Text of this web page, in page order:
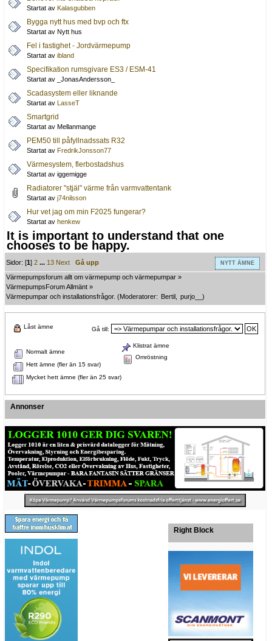
Startat av Kalasgubben
Bygga nytt hus med bvp och ftx
Startat av Nytt hus
Fel i fastighet - Jordvärmepump
Startat av ibland
Specifikation rumsgivare ES3 / ESM-41
Startat av _JonasAndersson_
Scadasystem eller liknande
Startat av LasseT
Smartgrid
Startat av Mellanmange
PEM50 till påfyllnadssats R32
Startat av FredrikJonsson77
Värmesystem, flerbostadshus
Startat av iggemigge
Radiatorer "stjäl" värme från varmvattentank
Startat av j74nilsson
Hur vet jag om min F2025 fungerar?
Startat av henkew
It is important to understand that one
chooses to be happy.
NYTT ÄMNE
Sidor: [1]2 ...13 Next
Gå upp
Värmepumpsforum allt om värmepump och värmepumpar »
VärmepumpsForum Allmänt »
Värmepumpar och installationsfrågor. (Moderatorer: Bertil purjo__ )
Gå till:
Normalt ämne
Hett ämne (fler än 15 svar)
Mycket hett ämne (fler än 25 svar)
Låst ämne
Klistrat ämne
Omröstning
Annonser
Right Block